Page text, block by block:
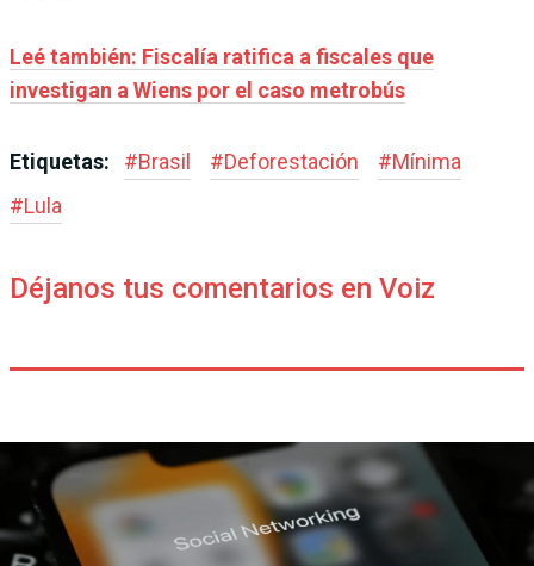
Leé también: Fiscalía ratifica a fiscales que
investigan a Wiens por el caso metrobús
Etiquetas: #Brasil #Deforestación #Mínima
#Lula
Déjanos tus comentarios en Voiz